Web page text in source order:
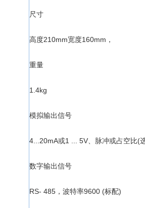
尺寸
高度210mm宽度160mm，
重量
1.4kg
模拟输出信号
4...20mA或1 ... 5V、脉冲或占空比(
数字输出信号
RS- 485，波特率9600 (标配)